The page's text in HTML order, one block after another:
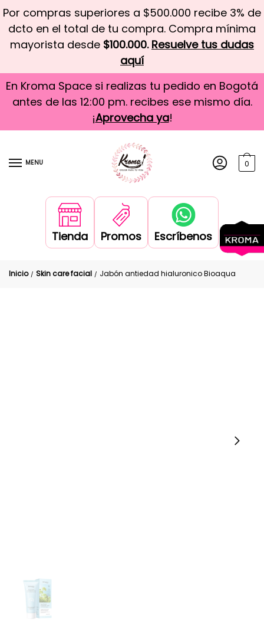
Por compras superiores a $500.000 recibe 3% de
dcto en el total de tu compra. Compra mínima
mayorista desde $100.000. Resuelve tus dudas
aquí
En Kroma Space si realizas tu pedido en Bogotá
antes de las 12:00 pm. recibes ese mismo día.
¡Aprovecha ya!
MENU 0
Tienda Promos Escríbenos
Inicio / Skin care facial / Jabón antiedad hialuronico Bioaqua